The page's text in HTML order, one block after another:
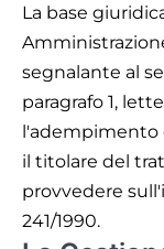
La base
segnalante al
paragrafo 1,
l'adempimento
il titolare del
provvedere
241/1990.